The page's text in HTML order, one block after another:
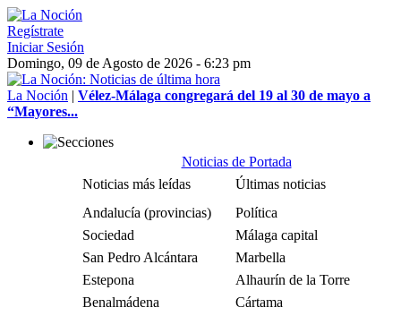
Regístrate
Iniciar Sesión
Domingo, 09 de Agosto de 2026 - 6:23 pm
La Noción | Vélez-Málaga congregará del 19 al 30 de mayo a
“Mayores...
Noticias de Portada
Noticias más leídas
Últimas noticias
Andalucía (provincias)
Política
Sociedad
Málaga capital
San Pedro Alcántara
Marbella
Estepona
Alhaurín de la Torre
Benalmádena
Cártama